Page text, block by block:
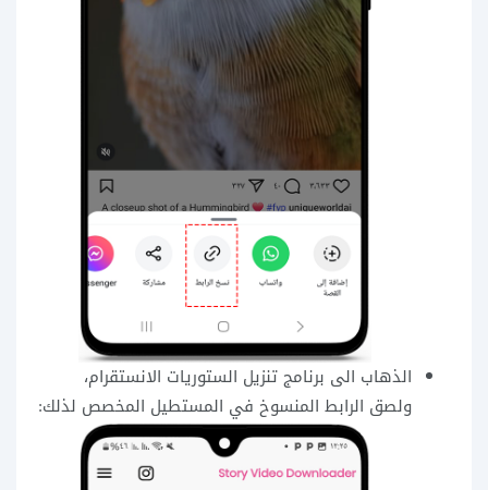
الذهاب الى برنامج تنزيل الستوريات الانستقرام،
ولصق الرابط المنسوخ في المستطيل المخصص لذلك: